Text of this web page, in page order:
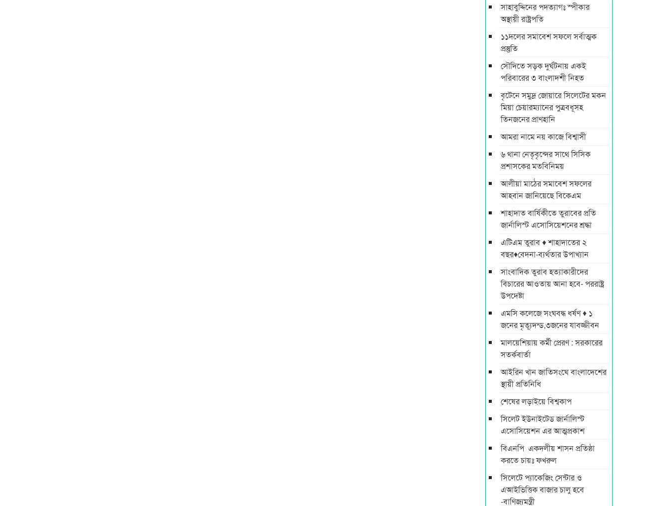
সাহাবুদ্দিনের পদত্যাগঃ স্পীকার
অস্থায়ী রাষ্ট্রপতি
১১দলের সমাবেশ সফলে সর্বাত্মক
প্রস্তুতি
সৌদিতে সড়ক দুর্ঘটনায় একই
পরিবারের ৩ বাংলাদশী নিহত
বৃটেনে সমুদ্র জোয়ারে সিলেটের মকন
মিয়া চেয়ারম্যানের পুত্রবধূসহ
তিনজনের প্রাণহানি
আমরা নামে নয় কাজে বিশ্বাসী
৬ থানা নেতৃবৃন্দের সাথে সিসিক
প্রশাসকের মতবিনিময়
আলীয়া মাঠের সমাবেশ সফলের
আহবান জানিয়েছে বিকেএম
শাহাদাত বার্ষিকীতে তুরাবের প্রতি
জার্নালিস্ট এসোসিয়েশনের শ্রদ্ধা
এটিএম তুরাব ♦ শাহাদাতের ২
বছর♦বেদনা-ব্যর্থতার উপাখ্যান
সাংবাদিক তুরাব হত্যাকারীদের
বিচারের আওতায় আনা হবে- পররাষ্ট্র
উপদেষ্টা
এমসি কলেজে সংঘবদ্ধ ধর্ষণ ♦ ১
জনের মৃত্যূদন্ড,৩জনের যাবজ্জীবন
মালয়েশিয়ায় কর্মী প্রেরণ : সরকারের
সতর্কবার্তা
আইরিন খান জাতিসংঘে বাংলাদেশের
স্থায়ী প্রতিনিধি
শেষের লড়াইয়ে বিশ্বকাপ
সিলেট ইউনাইটেড জার্নালিস্ট
এসোসিয়েশন এর আত্মপ্রকাশ
বিএনপি একদলীয় শাসন প্রতিষ্ঠা
করতে চায়ঃ ফখরুল
সিলেটে প্যাকেজিং সেন্টার ও
এআইভিত্তিক বাজার চালু হবে
-বাণিজ্যমন্ত্রী